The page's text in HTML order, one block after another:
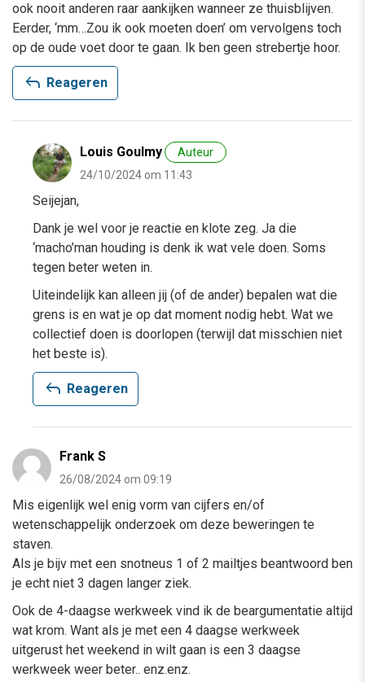
ook nooit anderen raar aankijken wanneer ze thuisblijven.
Eerder, ‘mm…Zou ik ook moeten doen’ om vervolgens toch
op de oude voet door te gaan. Ik ben geen strebertje hoor.
reply Reageren
Louis Goulmy
Auteur
24/10/2024 om 11:43
Seijejan,
Dank je wel voor je reactie en klote zeg. Ja die
‘macho’man houding is denk ik wat vele doen. Soms
tegen beter weten in.
Uiteindelijk kan alleen jij (of de ander) bepalen wat die
grens is en wat je op dat moment nodig hebt. Wat we
collectief doen is doorlopen (terwijl dat misschien niet
het beste is).
reply Reageren
Frank S
26/08/2024 om 09:19
Mis eigenlijk wel enig vorm van cijfers en/of
wetenschappelijk onderzoek om deze beweringen te
staven.
Als je bijv met een snotneus 1 of 2 mailtjes beantwoord ben
je echt niet 3 dagen langer ziek.
Ook de 4-daagse werkweek vind ik de beargumentatie altijd
wat krom. Want als je met een 4 daagse werkweek
uitgerust het weekend in wilt gaan is een 3 daagse
werkweek weer beter.. enz.enz.